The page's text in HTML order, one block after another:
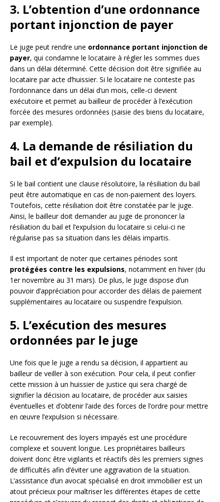
3. L’obtention d’une ordonnance
portant injonction de payer
Le juge peut rendre une ordonnance portant injonction de
payer, qui condamne le locataire à régler les sommes dues
dans un délai déterminé. Cette décision doit être signifiée au
locataire par acte d’huissier. Si le locataire ne conteste pas
l’ordonnance dans un délai d’un mois, celle-ci devient
exécutoire et permet au bailleur de procéder à l’exécution
forcée des mesures ordonnées (saisie des biens du locataire,
par exemple).
4. La demande de résiliation du
bail et d’expulsion du locataire
Si le bail contient une clause résolutoire, la résiliation du bail
peut être automatique en cas de non-paiement des loyers.
Toutefois, cette résiliation doit être constatée par le juge.
Ainsi, le bailleur doit demander au juge de prononcer la
résiliation du bail et l’expulsion du locataire si celui-ci ne
régularise pas sa situation dans les délais impartis.
Il est important de noter que certaines périodes sont
protégées contre les expulsions, notamment en hiver (du
1er novembre au 31 mars). De plus, le juge dispose d’un
pouvoir d’appréciation pour accorder des délais de paiement
supplémentaires au locataire ou suspendre l’expulsion.
5. L’exécution des mesures
ordonnées par le juge
Une fois que le juge a rendu sa décision, il appartient au
bailleur de veiller à son exécution. Pour cela, il peut confier
cette mission à un huissier de justice qui sera chargé de
signifier la décision au locataire, de procéder aux saisies
éventuelles et d’obtenir l’aide des forces de l’ordre pour mettre
en œuvre l’expulsion si nécessaire.
Le recouvrement des loyers impayés est une procédure
complexe et souvent longue. Les propriétaires bailleurs
doivent donc être vigilants et réactifs dès les premiers signes
de difficultés afin d’éviter une aggravation de la situation.
L’assistance d’un avocat spécialisé en droit immobilier est un
atout précieux pour maîtriser les différentes étapes de cette